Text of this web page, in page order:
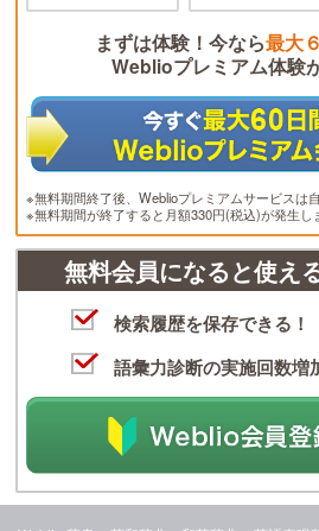
まずは体験！今なら最大
Weblioプレミアム体験
※無料期間終了後、Weblioプレミアムサービスは
※無料期間が終了すると月額330円(税込)が発生し
無料会員になると使え
検索履歴を保存できる！
語彙力診断の実施回数増